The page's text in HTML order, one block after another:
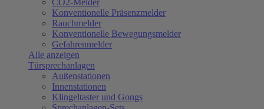
CO2-Melder
Konventionelle Präsenzmelder
Rauchmelder
Konventionelle Bewegungsmelder
Gefahrenmelder
Alle anzeigen
Türsprechanlagen
Außenstationen
Innenstationen
Klingeltaster und Gongs